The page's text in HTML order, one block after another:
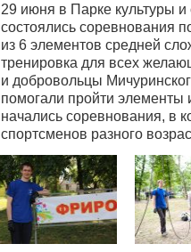
29 июня в Парке культуры и
состоялись соревнования
из 6 элементов средней
тренировка для всех
и добровольцы
помогали пройти элементы
начались соревнования, в
спортсменов разного